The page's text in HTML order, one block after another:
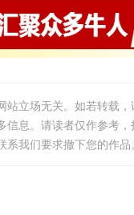
站立场无关。如若转载
信息。请读者仅作参考
系我们要求撤下您的作